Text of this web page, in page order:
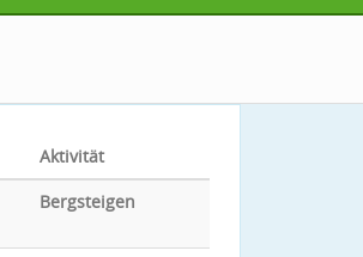
Aktivität
Bergsteigen